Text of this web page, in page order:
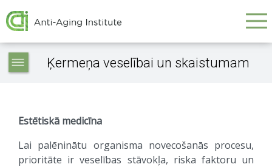
Galvenā
navigācija
Service
articlesĶermeņa veselībai un skaistumam
Estētiskā medicīna
Lai palēninātu organisma novecošanās procesu,
prioritāte ir veselības stāvokļa, riska faktoru un